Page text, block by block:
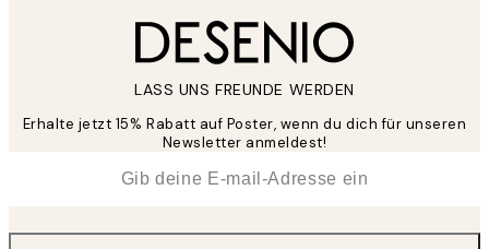
LASS UNS FREUNDE WERDEN
Erhalte jetzt 15% Rabatt auf Poster, wenn du dich für unseren
Newsletter anmeldest!